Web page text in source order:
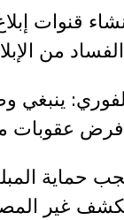
قنوات
من
فرض عقوبات
يجب حماية
الكشف غير